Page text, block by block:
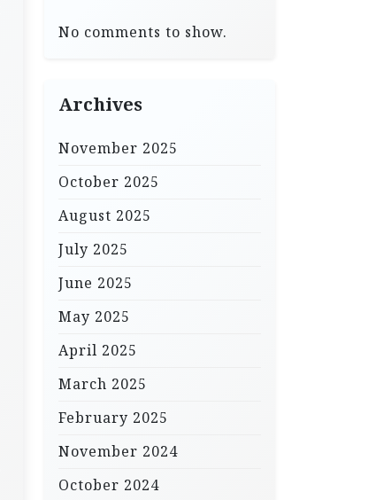
No comments to show.
Archives
November 2025
October 2025
August 2025
July 2025
June 2025
May 2025
April 2025
March 2025
February 2025
November 2024
October 2024